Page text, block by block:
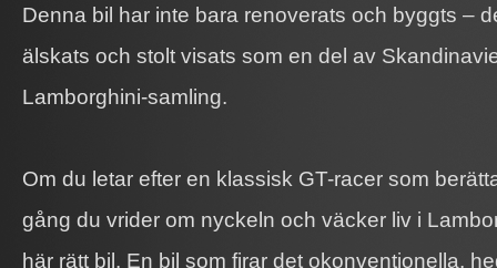
Denna bil har inte bara renoverats och byggts –
älskats och stolt visats som en del av
Lamborghini-samling.
Om du letar efter en klassisk GT-racer som
gång du vrider om nyckeln och väcker liv i
här rätt bil. En bil som firar det okonventionella,